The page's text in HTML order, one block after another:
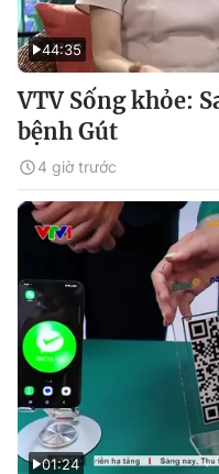
44:35
VTV Sống khỏe:
bệnh Gút
4 giờ trước
01:24